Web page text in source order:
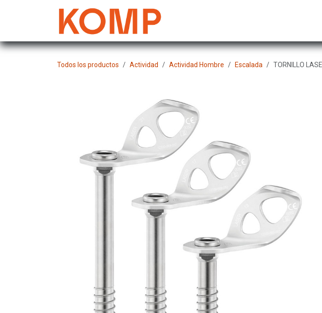
Todos los productos Actividad Actividad Hombre Escalada TORNILLO